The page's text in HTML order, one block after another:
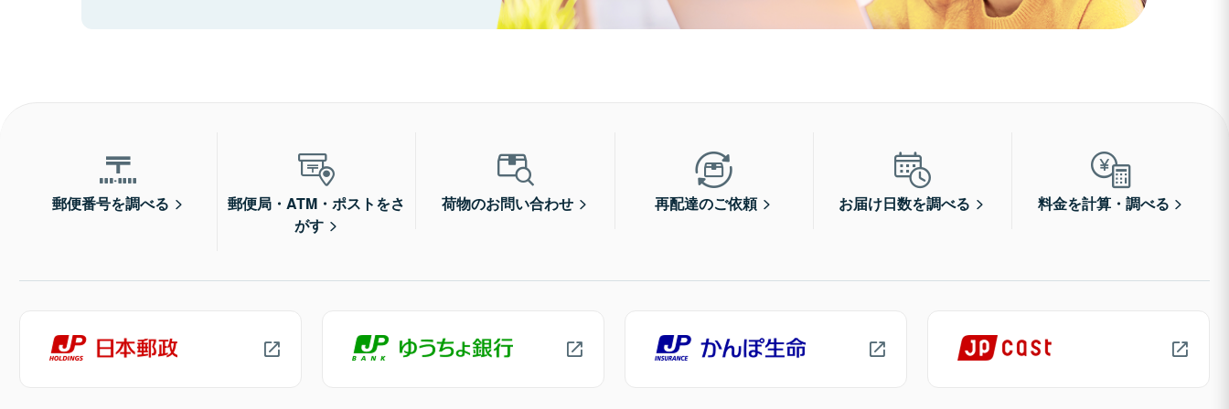
郵便番号を調べる
郵便局・ATM・ポストをさ
がす
荷物のお問い合わせ 再配達のご依頼 お届け日数を調べる 料金を計算・調べる